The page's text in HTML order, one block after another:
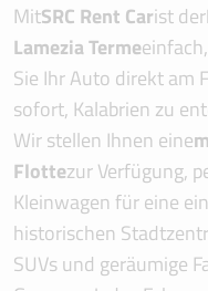
MitSRC Rent Carist der
Lamezia Terme
Sie Ihr Auto direkt am
sofort, Kalabrien zu
Wir stellen Ihnen eine
Flottezur Verfügung,
Kleinwagen für eine
historischen
SUVs und geräumige